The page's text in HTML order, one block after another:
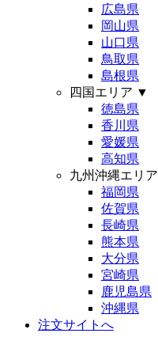
広島県
岡山県
山口県
鳥取県
島根県
四国エリア ▼
徳島県
香川県
愛媛県
高知県
九州沖縄エリア
福岡県
佐賀県
長崎県
熊本県
大分県
宮崎県
鹿児島県
沖縄県
注文サイトへ